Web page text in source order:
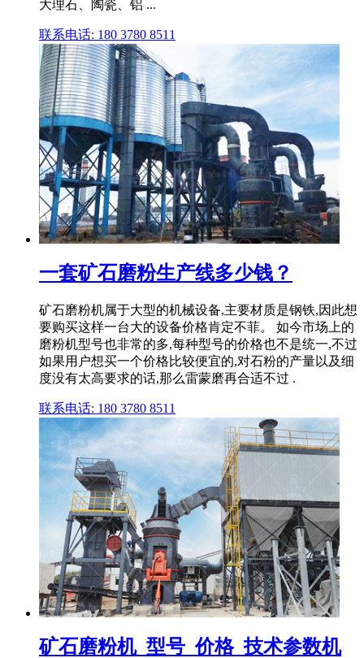
大理石、陶瓷、铝 ...
联系电话: 180 3780 8511
一套矿石磨粉生产线多少钱？
矿石磨粉机属于大型的机械设备,主要材质是钢铁,因此想
要购买这样一台大的设备价格肯定不菲。 如今市场上的
磨粉机型号也非常的多,每种型号的价格也不是统一,不过
如果用户想买一个价格比较便宜的,对石粉的产量以及细
度没有太高要求的话,那么雷蒙磨再合适不过 .
联系电话: 180 3780 8511
矿石磨粉机_型号_价格_技术参数机